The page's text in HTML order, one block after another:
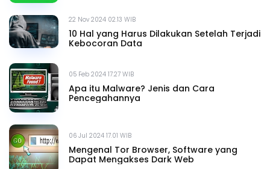
22 Nov 2024 02.13 WIB
10 Hal yang Harus Dilakukan Setelah Terjadi
Kebocoran Data
05 Feb 2024 17.27 WIB
Apa itu Malware? Jenis dan Cara
Pencegahannya
06 Jul 2024 17.01 WIB
Mengenal Tor Browser, Software yang
Dapat Mengakses Dark Web